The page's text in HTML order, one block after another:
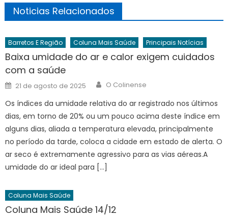
Noticias Relacionados
Barretos E Região Coluna Mais Saúde Principais Notícias
Baixa umidade do ar e calor exigem cuidados
com a saúde
Posted
on
21 de agosto de 2025 Author
O Colinense
Os índices da umidade relativa do ar registrado nos últimos
dias, em torno de 20% ou um pouco acima deste índice em
alguns dias, aliada a temperatura elevada, principalmente
no período da tarde, coloca a cidade em estado de alerta. O
ar seco é extremamente agressivo para as vias aéreas.A
umidade do ar ideal para […]
Coluna Mais Saúde
Coluna Mais Saúde 14/12